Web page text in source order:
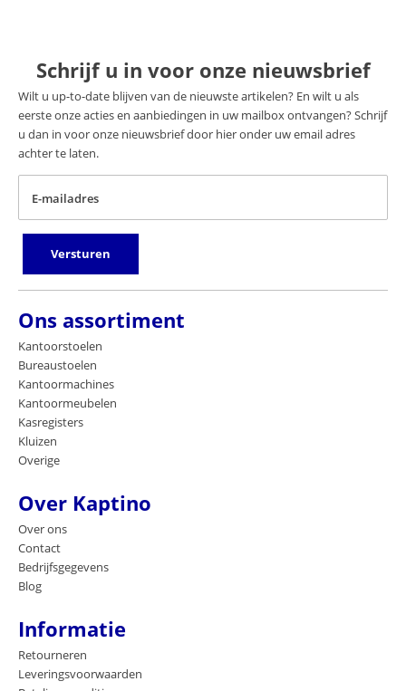
Schrijf u in voor onze nieuwsbrief
Wilt u up-to-date blijven van de nieuwste artikelen? En wilt u als
eerste onze acties en aanbiedingen in uw mailbox ontvangen? Schrijf
u dan in voor onze nieuwsbrief door hier onder uw email adres
achter te laten.
E-mailadres
Versturen
Ons assortiment
Kantoorstoelen
Bureaustoelen
Kantoormachines
Kantoormeubelen
Kasregisters
Kluizen
Overige
Over Kaptino
Over ons
Contact
Bedrijfsgegevens
Blog
Informatie
Retourneren
Leveringsvoorwaarden